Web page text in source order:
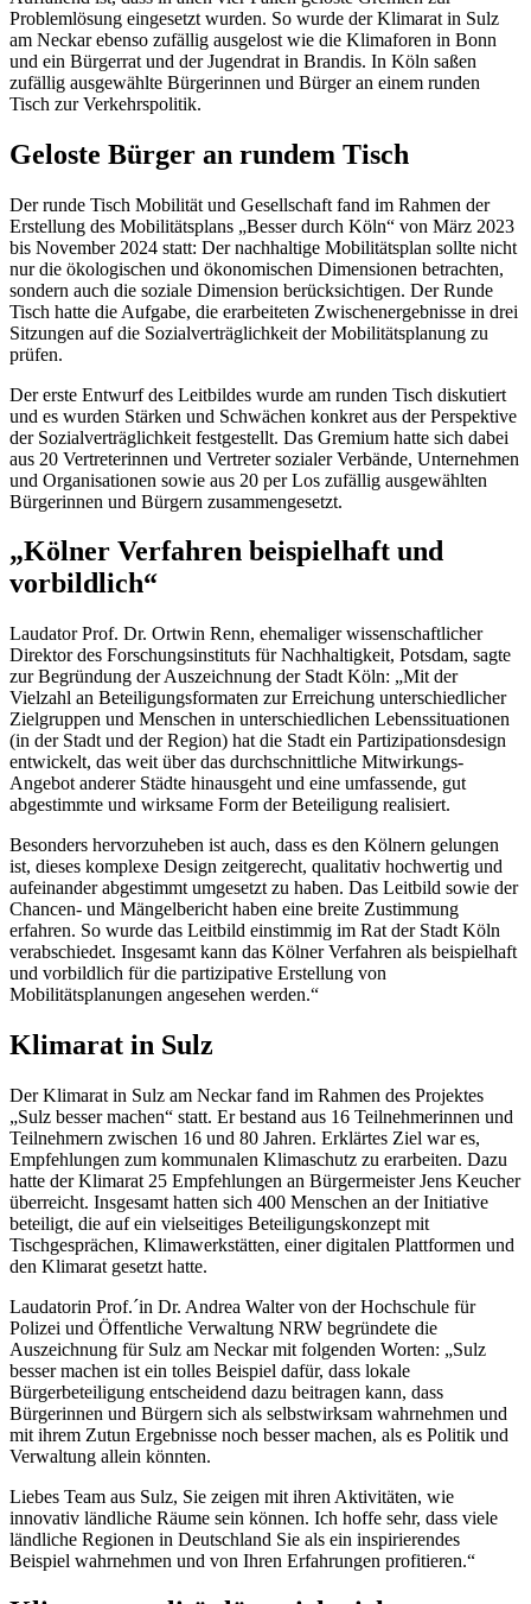
Problemlösung eingesetzt wurden. So wurde der Klimarat in Sulz
am Neckar ebenso zufällig ausgelost wie die Klimaforen in Bonn
und ein Bürgerrat und der Jugendrat in Brandis. In Köln saßen
zufällig ausgewählte Bürgerinnen und Bürger an einem runden
Tisch zur Verkehrspolitik.
Geloste Bürger an rundem Tisch
Der runde Tisch Mobilität und Gesellschaft fand im Rahmen der
Erstellung des Mobilitätsplans „Besser durch Köln“ von März 2023
bis November 2024 statt: Der nachhaltige Mobilitätsplan sollte nicht
nur die ökologischen und ökonomischen Dimensionen betrachten,
sondern auch die soziale Dimension berücksichtigen. Der Runde
Tisch hatte die Aufgabe, die erarbeiteten Zwischenergebnisse in drei
Sitzungen auf die Sozialverträglichkeit der Mobilitätsplanung zu
prüfen.
Der erste Entwurf des Leitbildes wurde am runden Tisch diskutiert
und es wurden Stärken und Schwächen konkret aus der Perspektive
der Sozialverträglichkeit festgestellt. Das Gremium hatte sich dabei
aus 20 Vertreterinnen und Vertreter sozialer Verbände, Unternehmen
und Organisationen sowie aus 20 per Los zufällig ausgewählten
Bürgerinnen und Bürgern zusammengesetzt.
„Kölner Verfahren beispielhaft und
vorbildlich“
Laudator Prof. Dr. Ortwin Renn, ehemaliger wissenschaftlicher
Direktor des Forschungsinstituts für Nachhaltigkeit, Potsdam, sagte
zur Begründung der Auszeichnung der Stadt Köln: „Mit der
Vielzahl an Beteiligungsformaten zur Erreichung unterschiedlicher
Zielgruppen und Menschen in unterschiedlichen Lebenssituationen
(in der Stadt und der Region) hat die Stadt ein Partizipationsdesign
entwickelt, das weit über das durchschnittliche Mitwirkungs-
Angebot anderer Städte hinausgeht und eine umfassende, gut
abgestimmte und wirksame Form der Beteiligung realisiert.
Besonders hervorzuheben ist auch, dass es den Kölnern gelungen
ist, dieses komplexe Design zeitgerecht, qualitativ hochwertig und
aufeinander abgestimmt umgesetzt zu haben. Das Leitbild sowie der
Chancen- und Mängelbericht haben eine breite Zustimmung
erfahren. So wurde das Leitbild einstimmig im Rat der Stadt Köln
verabschiedet. Insgesamt kann das Kölner Verfahren als beispielhaft
und vorbildlich für die partizipative Erstellung von
Mobilitätsplanungen angesehen werden.“
Klimarat in Sulz
Der Klimarat in Sulz am Neckar fand im Rahmen des Projektes
„Sulz besser machen“ statt. Er bestand aus 16 Teilnehmerinnen und
Teilnehmern zwischen 16 und 80 Jahren. Erklärtes Ziel war es,
Empfehlungen zum kommunalen Klimaschutz zu erarbeiten. Dazu
hatte der Klimarat 25 Empfehlungen an Bürgermeister Jens Keucher
überreicht. Insgesamt hatten sich 400 Menschen an der Initiative
beteiligt, die auf ein vielseitiges Beteiligungskonzept mit
Tischgesprächen, Klimawerkstätten, einer digitalen Plattformen und
den Klimarat gesetzt hatte.
Laudatorin Prof.´in Dr. Andrea Walter von der Hochschule für
Polizei und Öffentliche Verwaltung NRW begründete die
Auszeichnung für Sulz am Neckar mit folgenden Worten: „Sulz
besser machen ist ein tolles Beispiel dafür, dass lokale
Bürgerbeteiligung entscheidend dazu beitragen kann, dass
Bürgerinnen und Bürgern sich als selbstwirksam wahrnehmen und
mit ihrem Zutun Ergebnisse noch besser machen, als es Politik und
Verwaltung allein könnten.
Liebes Team aus Sulz, Sie zeigen mit ihren Aktivitäten, wie
innovativ ländliche Räume sein können. Ich hoffe sehr, dass viele
ländliche Regionen in Deutschland Sie als ein inspirierendes
Beispiel wahrnehmen und von Ihren Erfahrungen profitieren.“